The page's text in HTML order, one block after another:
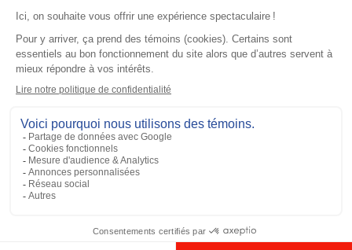
UHF 3.5dB Gain Through-hole Mount
Antenna, 470-494 MHz
Ajouter à la liste